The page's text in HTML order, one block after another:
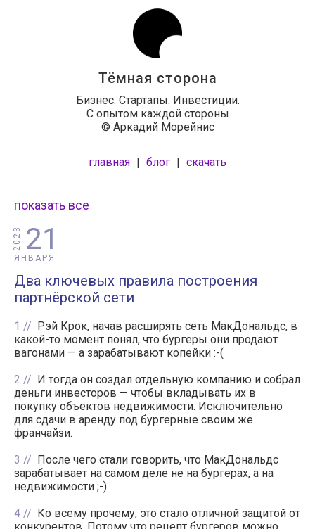
Тёмная сторона
Бизнес. Стартапы. Инвестиции.
С опытом каждой стороны
© Аркадий Морейнис
главная | блог | скачать
показать все
21
ЯНВАРЯ
2023
Два ключевых правила построения
партнёрской сети
1
Рэй Крок, начав расширять сеть МакДональдс, в
какой-то момент понял, что бургеры они продают
вагонами — а зарабатывают копейки :-(
2
И тогда он создал отдельную компанию и собрал
деньги инвесторов — чтобы вкладывать их в
покупку объектов недвижимости. Исключительно
для сдачи в аренду под бургерные своим же
франчайзи.
3
После чего стали говорить, что МакДональдс
зарабатывает на самом деле не на бургерах, а на
недвижимости ;-)
4
Ко всему прочему, это стало отличной защитой от
конкурентов. Потому что рецепт бургеров можно